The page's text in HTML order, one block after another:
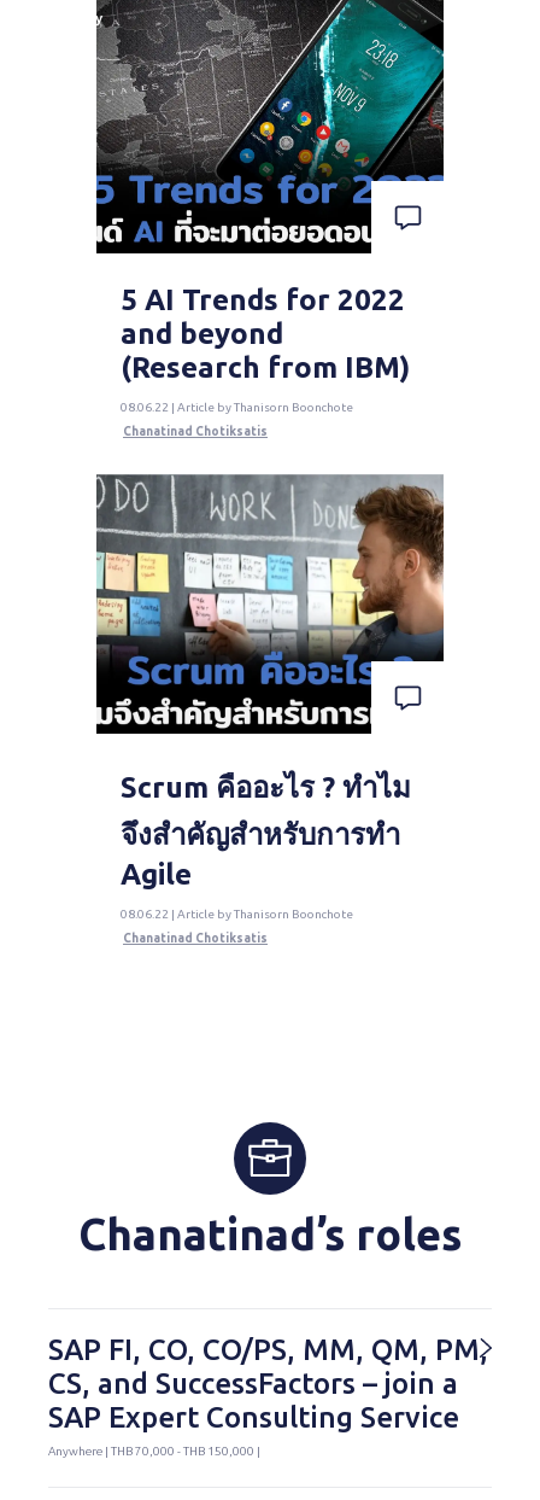
5 AI Trends for 2022
and beyond
(Research from IBM)
08.06.22 | Article by Thanisorn Boonchote
Chanatinad Chotiksatis
Scrum คืออะไร ? ทำไม
จึงสำคัญสำหรับการทำ
Agile
08.06.22 | Article by Thanisorn Boonchote
Chanatinad Chotiksatis
Chanatinad’s roles
SAP FI, CO, CO/PS, MM, QM, PM,
CS, and SuccessFactors – join a
SAP Expert Consulting Service
Anywhere | THB 70,000 - THB 150,000 |